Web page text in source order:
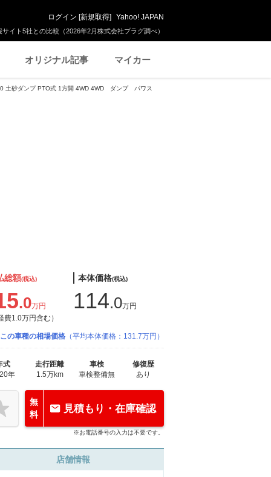
イト5社との比較（2026年2月株式会社プラグ調べ）
ログイン [新規取得] Yahoo! JAPAN
オリジナル記事 マイカー
土砂ダンプ PTO式 1方開 4WD 4WD ダンプ パワス
総額(税込)
.0万円
費1.0万円含む）
本体価格(税込)
114.0万円
この車種の相場価格 （平均本体価格：131.7万円）
式
年
走行距離
1.5万km
車検
車検整備無
修復歴
あり
無
料
見積もり・在庫確認
※お電話番号の入力は不要です。
店舗情報